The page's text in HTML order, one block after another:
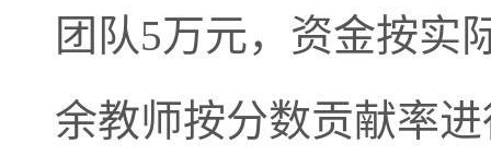
团队5万元，资金按实
余教师按分数贡献率